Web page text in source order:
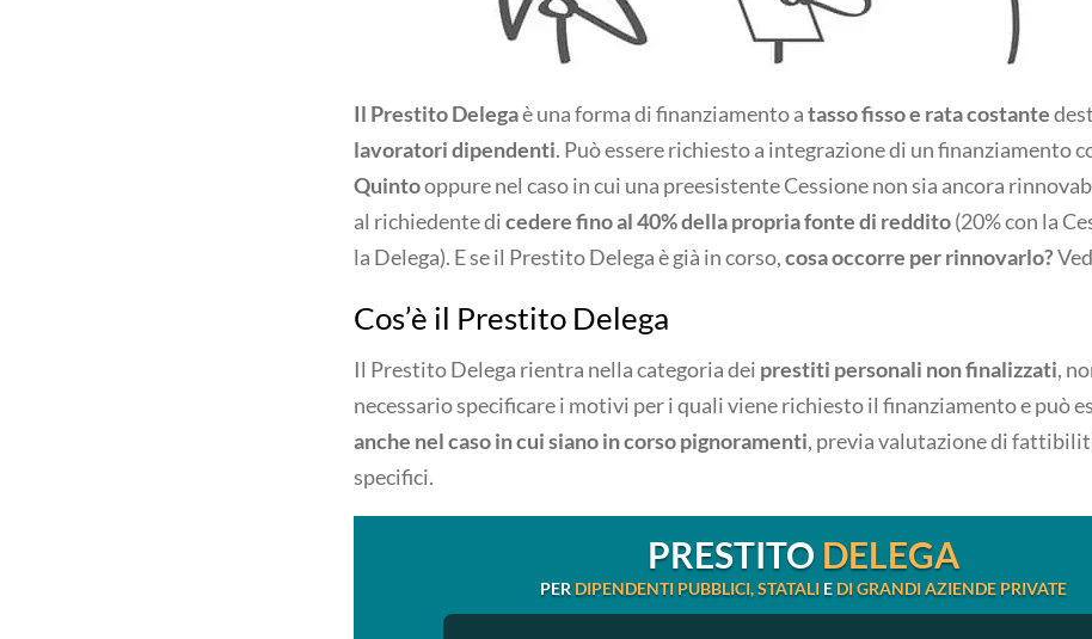
Il Prestito Delegaè una forma di finanziamento atasso fisso e rata costante
lavoratori dipendenti. Può essere richiesto a integrazione di un finanziamento
Quintooppure nel caso in cui una preesistente Cessione non sia ancora
al richiedente dicedere fino al 40% della propria fonte di reddito(20% con la
la Delega). E se il Prestito Delega è già in corso,cosa occorre per rinnovarlo?
Cos’è il Prestito Delega
Il Prestito Delega rientra nella categoria dei prestiti personali non finalizzati,
necessario specificare i motivi per i quali viene richiesto il finanziamento e può
anche nel caso in cui siano in corso pignoramenti, previa valutazione di
specifici.
PRESTITO DELEGA
PER DIPENDENTI PUBBLICI, STATALIE DI GRANDI AZIENDE PRIVATE